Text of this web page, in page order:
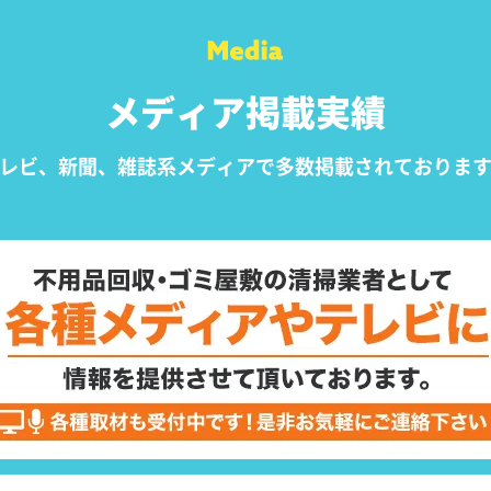
メディア掲載実績
ビ、新聞、雑誌系メディアで多数掲載されておりま